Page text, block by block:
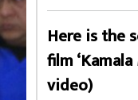
Here is the
film
video)